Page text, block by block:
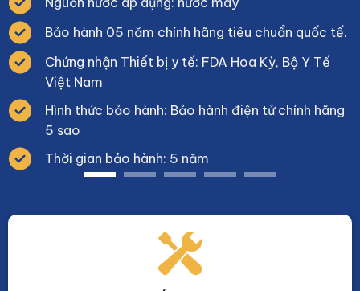
Bảo hành 05 năm chính hãng tiêu chuẩn quốc tế.
Chứng nhận Thiết bị y tế: FDA Hoa Kỳ, Bộ Y Tế
Việt Nam
Hình thức bảo hành: Bảo hành điện tử chính hãng
5 sao
Thời gian bảo hành: 5 năm